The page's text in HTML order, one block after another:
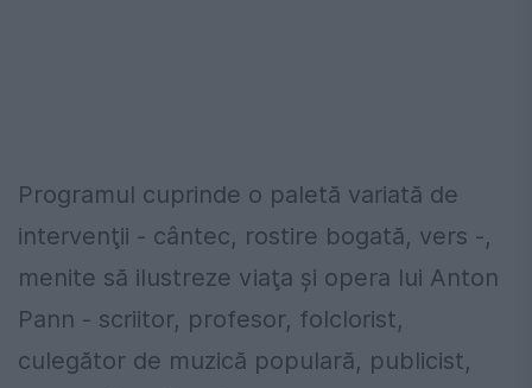
Programul cuprinde o paletă variată de
intervenţii - cântec, rostire bogată, vers -,
menite să ilustreze viaţa şi opera lui Anton
Pann - scriitor, profesor, folclorist,
culegător de muzică populară, publicist,